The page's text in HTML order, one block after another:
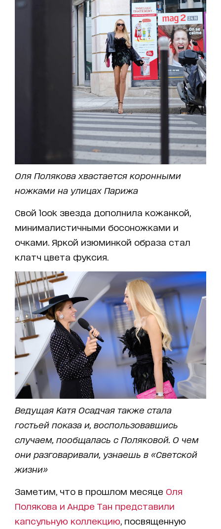
Оля Полякова хвастается коронными
ножками на улицах Парижа
Свой look звезда дополнила кожанкой,
минималистичными босоножками и
очками. Яркой изюминкой образа стал
клатч цвета фуксия.
Ведущая Катя Осадчая также стала
гостьей показа и, воспользовавшись
случаем, пообщалась с Поляковой. О чем
они разговаривали, узнаешь в «Светской
жизни»
Заметим, что в прошлом месяце Оля
Полякова и Андре Тан представили
капсульную коллекцию , посвященную